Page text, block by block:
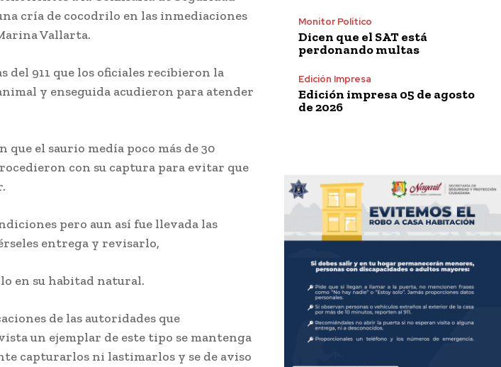
cría de cocodrilo en las inmediaciones
Vallarta.
del 911 que los oficiales recibieron la
y enseguida acudieron para atender
el saurio medía poco más de 30
con su captura para evitar que
pero aun así fue llevada las
entrega y revisarlo,
en su habitad natural.
de las autoridades que
un ejemplar de este tipo se mantenga
capturarlos ni lastimarlos y se de aviso
Monitor Político
Dicen que el SAT está
perdonando multas
Edición Impresa
Edición impresa 05 de agosto
de 2026